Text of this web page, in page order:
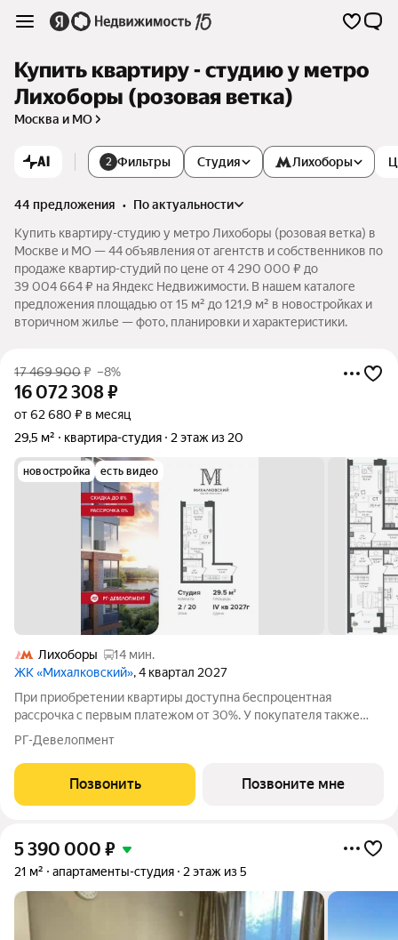
Купить квартиру - студию у метро
Лихоборы (розовая ветка)
Москва и МО
AI 2 Фильтры Студия Лихоборы
44 предложения •
по актуальности
Купить квартиру-студию у метро Лихоборы (розовая ветка) в
Москве и МО — 44 объявления от агентств и собственников по
продаже квартир-студий по цене от 4 290 000 ₽ до
39 004 664 ₽ на Яндекс Недвижимости. В нашем каталоге
предложения площадью от 15 м² до 121,9 м² в новостройках и
вторичном жилье — фото, планировки и характеристики.
17 469 900₽ –8%
16 072 308₽
от 62 680 ₽ в месяц
29,5 м²
квартира-студия 2 этаж из 20
новостройка есть видео
Лихоборы
14 мин.
ЖК «Михалковский», 4 квартал 2027
При приобретении квартиры доступна беспроцентная
рассрочка с первым платежом от 30%. У покупателя также
есть право воспользоваться скидкой в размере 5% от полной
стоимости квартиры. - Первый платеж составляет 30% от
стоимости объекта и вносится при
РГ-Девелопмент
Позвонить Позвоните мне
5 390 000 ₽
21 м² апартаменты-студия 2 этаж из 5